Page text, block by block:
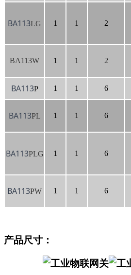
BA113LG 1 1 2
BA113W 1 1 2
BA113P 1 1 6
BA113PL 1 1 6
BA113PLG 1 1 6
BA113PW 1 1 6
产品尺寸：